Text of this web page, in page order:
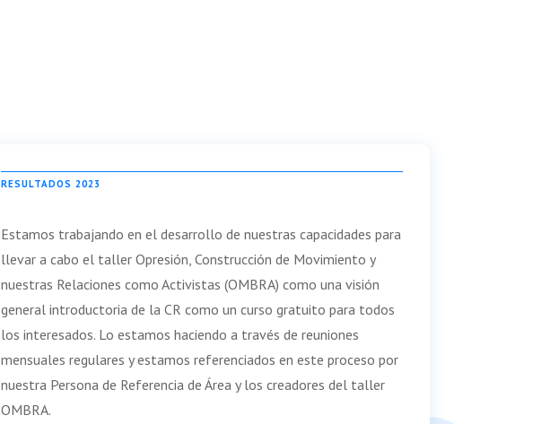
RESULTADOS 2023
Estamos trabajando en el desarrollo de nuestras capacidades para
llevar a cabo el taller Opresión, Construcción de Movimiento y
nuestras Relaciones como Activistas (OMBRA) como una visión
general introductoria de la CR como un curso gratuito para todos
los interesados. Lo estamos haciendo a través de reuniones
mensuales regulares y estamos referenciados en este proceso por
nuestra Persona de Referencia de Área y los creadores del taller
OMBRA.